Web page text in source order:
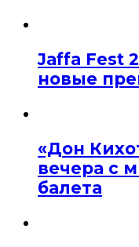
Jaffa Fest
новые
«Дон
вечера с
балета